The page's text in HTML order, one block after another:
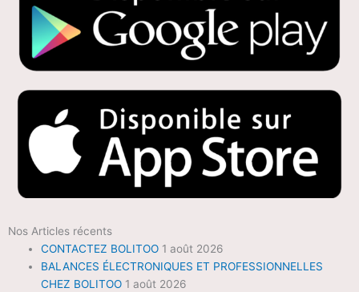
Nos Articles récents
CONTACTEZ BOLITOO 1 août 2026
BALANCES ÉLECTRONIQUES ET PROFESSIONNELLES
CHEZ BOLITOO 1 août 2026